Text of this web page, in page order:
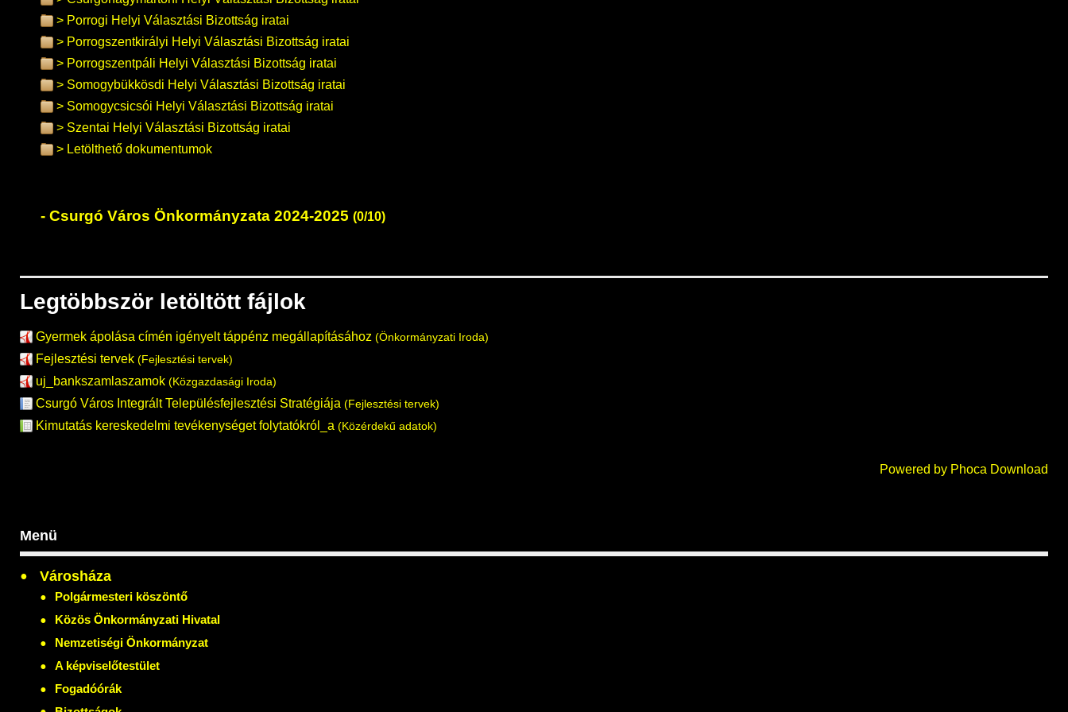
Porrogi Helyi Választási Bizottság iratai
Porrogszentkirályi Helyi Választási Bizottság iratai
Porrogszentpáli Helyi Választási Bizottság iratai
Somogybükkösdi Helyi Választási Bizottság iratai
Somogycsicsói Helyi Választási Bizottság iratai
Szentai Helyi Választási Bizottság iratai
Letölthető dokumentumok
Csurgó Város Önkormányzata 2024-2025 (0/10)
Legtöbbször letöltött fájlok
Gyermek ápolása címén igényelt táppénz megállapításához (Önkormányzati Iroda)
Fejlesztési tervek (Fejlesztési tervek)
uj_bankszamlaszamok (Közgazdasági Iroda)
Csurgó Város Integrált Településfejlesztési Stratégiája (Fejlesztési tervek)
Kimutatás kereskedelmi tevékenységet folytatókról_a (Közérdekű adatok)
Powered by Phoca Download
Menü
Városháza
Polgármesteri köszöntő
Közös Önkormányzati Hivatal
Nemzetiségi Önkormányzat
A képviselőtestület
Fogadóórák